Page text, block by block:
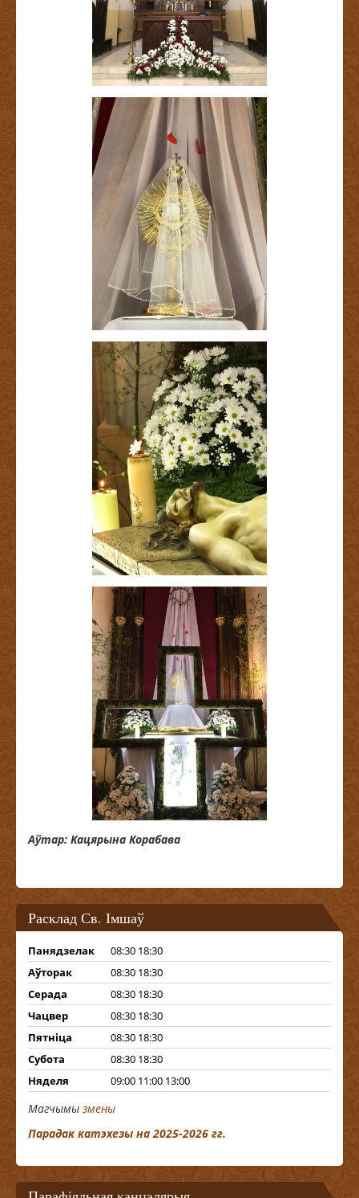
Аўтар: Кацярына Корабава
Расклад Св. Імшаў
Панядзелак
08:30 18:30
Аўторак
08:30 18:30
Серада
08:30 18:30
Чацвер
08:30 18:30
Пятніца
08:30 18:30
Субота
08:30 18:30
Няделя
09:00 11:00 13:00
Магчымы змены
Парадак катэхезы на 2025-2026 гг.